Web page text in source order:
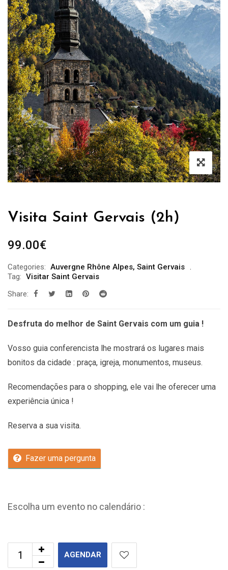
Visita Saint Gervais (2h)
99.00€
Categories: Auvergne Rhône Alpes, Saint Gervais
Tag: Visitar Saint Gervais
Share:
Desfruta do melhor de Saint Gervais com um guia !
Vosso guia conferencista lhe mostrará os lugares mais
bonitos da cidade : praça, igreja, monumentos, museus.
Recomendações para o shopping, ele vai lhe oferecer uma
experiência única !
Reserva a sua visita.
Fazer uma pergunta
Escolha um evento no calendário :
AGENDAR